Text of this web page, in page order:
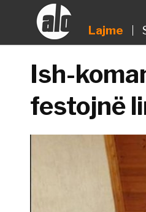
Lajme
Ish-
festojnë